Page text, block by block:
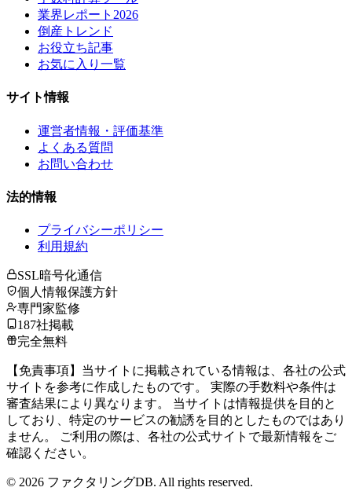
業界レポート2026
倒産トレンド
お役立ち記事
お気に入り一覧
サイト情報
運営者情報・評価基準
よくある質問
お問い合わせ
法的情報
プライバシーポリシー
利用規約
SSL暗号化通信
個人情報保護方針
専門家監修
187社掲載
完全無料
【免責事項】当サイトに掲載されている情報は、各社の公式
サイトを参考に作成したものです。 実際の手数料や条件は
審査結果により異なります。 当サイトは情報提供を目的と
しており、特定のサービスの勧誘を目的としたものではあり
ません。 ご利用の際は、各社の公式サイトで最新情報をご
確認ください。
© 2026 ファクタリングDB. All rights reserved.